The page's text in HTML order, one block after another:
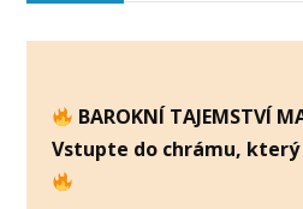
BAROKNÍ TAJEMSTVÍ
Vstupte do chrámu,